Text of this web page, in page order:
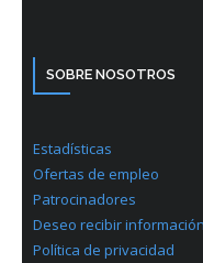
SOBRE NOSOTROS
Estadísticas
Ofertas de empleo
Patrocinadores
Deseo recibir
Política de privacidad